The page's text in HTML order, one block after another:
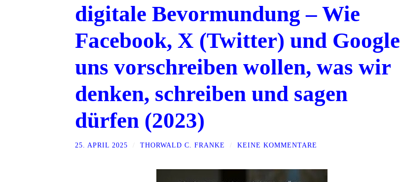
digitale Bevormundung – Wie
Facebook, X (Twitter) und Google
uns vorschreiben wollen, was wir
denken, schreiben und sagen
dürfen (2023)
25. APRIL 2025 THORWALD C. FRANKE KEINE KOMMENTARE